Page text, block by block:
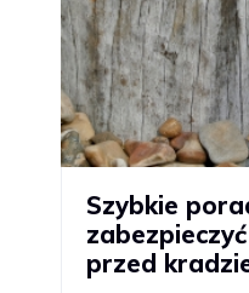
Szybkie
przed